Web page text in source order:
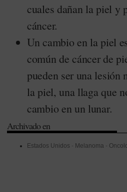
cuales dañan la piel y
cáncer.
Un cambio en la piel
común de cáncer de
pueden ser una lesión
la piel, una llaga que
cambio en un lunar.
Archivado en
Estados Unidos - Melanoma -